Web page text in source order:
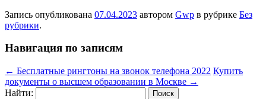
Запись опубликована 07.04.2023 автором Gwp в рубрике Без
рубрики.
Навигация по записям
← Бесплатные рингтоны на звонок телефона 2022 Купить
документы о высшем образовании в Москве →
Найти: